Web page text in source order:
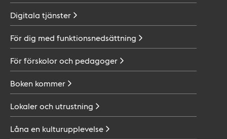
Digitala tjänster
För dig med funktionsnedsättning
För förskolor och pedagoger
Boken kommer
Lokaler och utrustning
Låna en kulturupplevelse